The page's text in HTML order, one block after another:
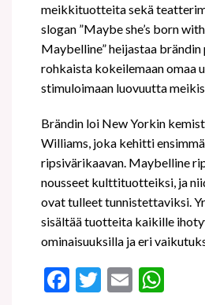
meikkituotteita sekä
slogan ”Maybe she’s born
Maybelline” heijastaa brändin
rohkaista kokeilemaan omaa
stimuloimaan luovuutta
Brändin loi New Yorkin
Williams, joka kehitti
ripsivärikaavan. Maybelline
nousseet kulttituotteiksi, ja
ovat tulleet tunnistettaviksi.
sisältää tuotteita kaikille
ominaisuuksilla ja eri
Facebook
Twitter
Email